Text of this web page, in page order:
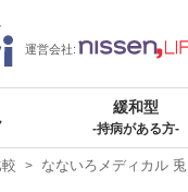
運営会社:
緩和型
-持病がある方-
なないろメディカル 兎